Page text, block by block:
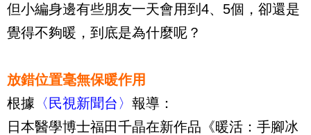
但小編身邊有些朋友一天會用到4、5個，卻還是
覺得不夠暖，到底是為什麼呢？
放錯位置毫無保暖作用
根據 〈民視新聞台〉 報導：
日本醫學博士福田千晶在新作品《暖活：手腳冰